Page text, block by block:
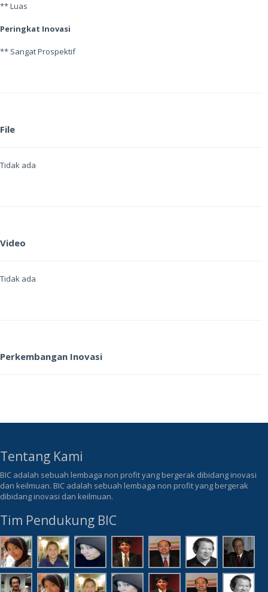
** Luas
Peringkat Inovasi
** Sangat Prospektif
File
Tidak ada
Video
Tidak ada
Perkembangan Inovasi
Tentang Kami
BIC adalah sebuah lembaga non profit yang bergerak dibidang inovasi
dan keilmuan. BIC adalah sebuah lembaga non profit yang bergerak
dibidang inovasi dan keilmuan.
Tim Pendukung BIC